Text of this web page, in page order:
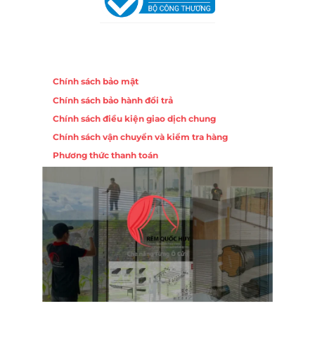
Chính sách bảo mật
Chính sách bảo hành đổi trả
Chính sách điều kiện giao dịch chung
Chính sách vận chuyển và kiểm tra hàng
Phương thức thanh toán